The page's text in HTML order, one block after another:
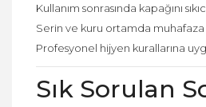
Kullanım sonrasında kapağını
Serin ve kuru ortamda muhafaza
Profesyonel hijyen kurallarına
Sık Sorulan